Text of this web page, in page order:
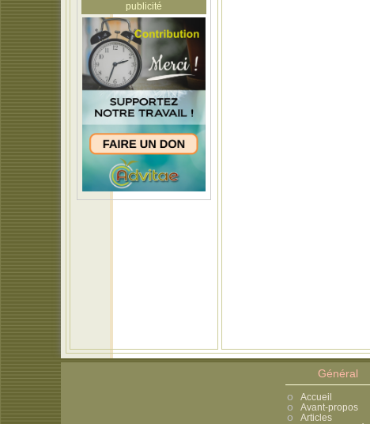
publicité
Général
Accueil
Avant-propos
Articles